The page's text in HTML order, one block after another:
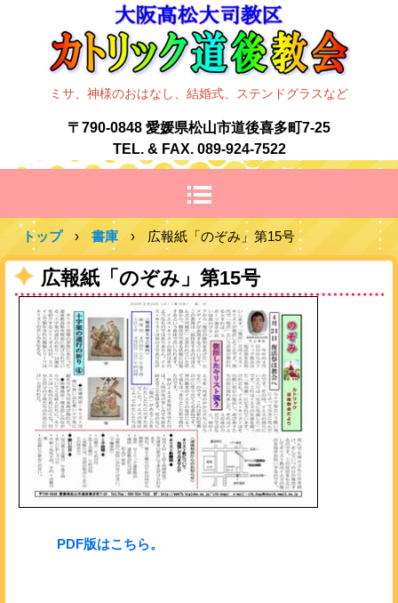
ミサ、神様のおはなし、結婚式、ステンドグラスなど
〒790-0848 愛媛県松山市道後喜多町7-25
TEL. & FAX. 089-924-7522
トップ › 書庫 › 広報紙「のぞみ」第15号
広報紙「のぞみ」第15号
PDF版はこちら。